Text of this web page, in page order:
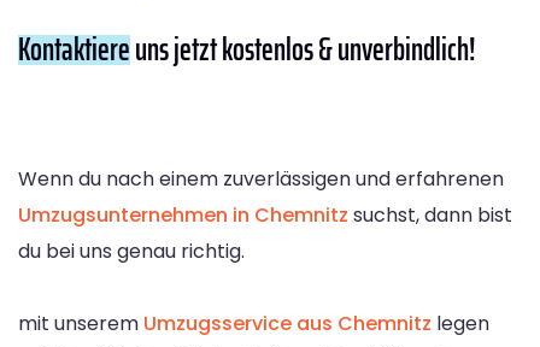
Kontaktiereuns jetzt kostenlos & unverbindlich!
Wenn du nach einem zuverlässigen und erfahrenen
Umzugsunternehmen in Chemnitz suchst, dann bist
du bei uns genau richtig.
mit unserem Umzugsservice aus Chemnitz legen